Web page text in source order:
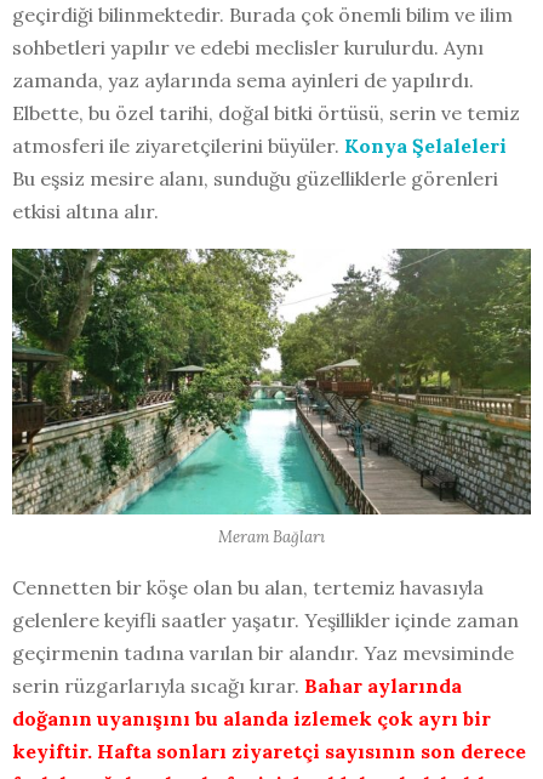
geçirdiği bilinmektedir. Burada çok önemli bilim ve ilim
sohbetleri yapılır ve edebi meclisler kurulurdu. Aynı
zamanda, yaz aylarında sema ayinleri de yapılırdı.
Elbette, bu özel tarihi, doğal bitki örtüsü, serin ve temiz
atmosferi ile ziyaretçilerini büyüler. Konya Şelaleleri
Bu eşsiz mesire alanı, sunduğu güzelliklerle görenleri
etkisi altına alır.
Meram Bağları
Cennetten bir köşe olan bu alan, tertemiz havasıyla
gelenlere keyifli saatler yaşatır. Yeşillikler içinde zaman
geçirmenin tadına varılan bir alandır. Yaz mevsiminde
serin rüzgarlarıyla sıcağı kırar. Bahar aylarında
doğanın uyanışını bu alanda izlemek çok ayrı bir
keyiftir. Hafta sonları ziyaretçi sayısının son derece